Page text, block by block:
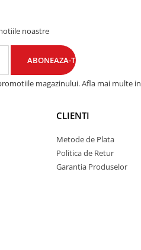
noastre
magazinului. Afla mai multe in
CLIENTI
Metode de Plata
Politica de Retur
Garantia Produselor